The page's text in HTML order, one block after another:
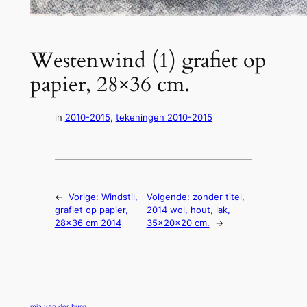
Westenwind (1) grafiet op
papier, 28×36 cm.
in 2010-2015, tekeningen 2010-2015
← Vorige: Windstil,
grafiet op papier,
28×36 cm 2014
Volgende: zonder titel,
2014 wol, hout, lak,
35x20x20 cm.
→